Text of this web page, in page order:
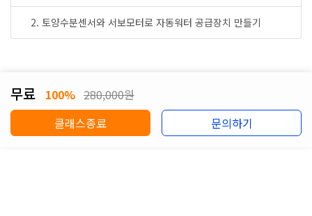
2. 토양수분센서와 서보모터로 자동워터 공급장치 만들기
무료 100% 280,000원
클래스종료
문의하기